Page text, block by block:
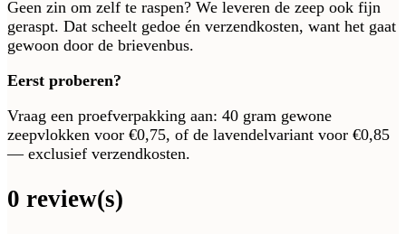
Geen zin om zelf te raspen? We leveren de zeep ook fijn
geraspt. Dat scheelt gedoe én verzendkosten, want het gaat
gewoon door de brievenbus.
Eerst proberen?
Vraag een proefverpakking aan: 40 gram gewone
zeepvlokken voor €0,75, of de lavendelvariant voor €0,85
— exclusief verzendkosten.
0 review(s)